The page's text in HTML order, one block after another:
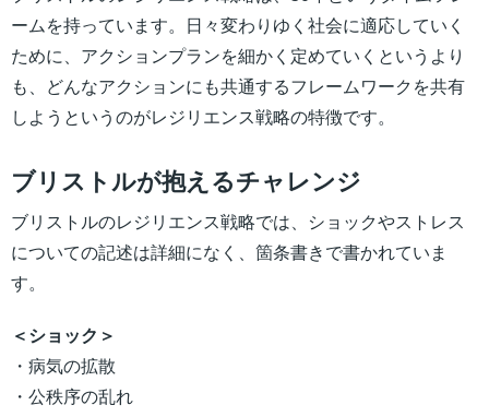
ームを持っています。日々変わりゆく社会に適応していく
ために、アクションプランを細かく定めていくというより
も、どんなアクションにも共通するフレームワークを共有
しようというのがレジリエンス戦略の特徴です。
ブリストルが抱えるチャレンジ
ブリストルのレジリエンス戦略では、ショックやストレス
についての記述は詳細になく、箇条書きで書かれていま
す。
＜ショック＞
・病気の拡散
・公秩序の乱れ